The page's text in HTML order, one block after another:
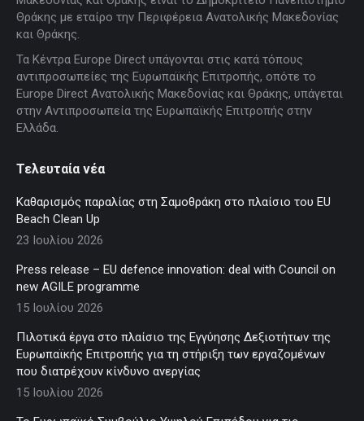
in
new
window
new
window
in
new
windowwindowwindow
Θράκης με εταίρο την Περιφέρεια Ανατολικής Μακεδονίας
και Θράκης.
Τα Κέντρα Europe Direct υπάγονται στις κατά τόπους
αντιπροσωπείες της Ευρωπαϊκής Επιτροπής, οπότε το
Europe Direct Ανατολικής Μακεδονίας και Θράκης, υπάγεται
στην Αντιπροσωπεία της Ευρωπαϊκής Επιτροπής στην
Ελλάδα.
Τελευταία νέα
Καθαρισμός παραλίας στη Σαμοθράκη στο πλαίσιο του EU
Beach Clean Up
23 Ιουλίου 2026
Press release – EU defence innovation: deal with Council on
new AGILE programme
15 Ιουλίου 2026
Πιλοτικά έργα στο πλαίσιο της Εγγύησης Δεξιοτήτων της
Ευρωπαϊκής Επιτροπής για τη στήριξη των εργαζομένων
που διατρέχουν κίνδυνο ανεργίας
15 Ιουλίου 2026